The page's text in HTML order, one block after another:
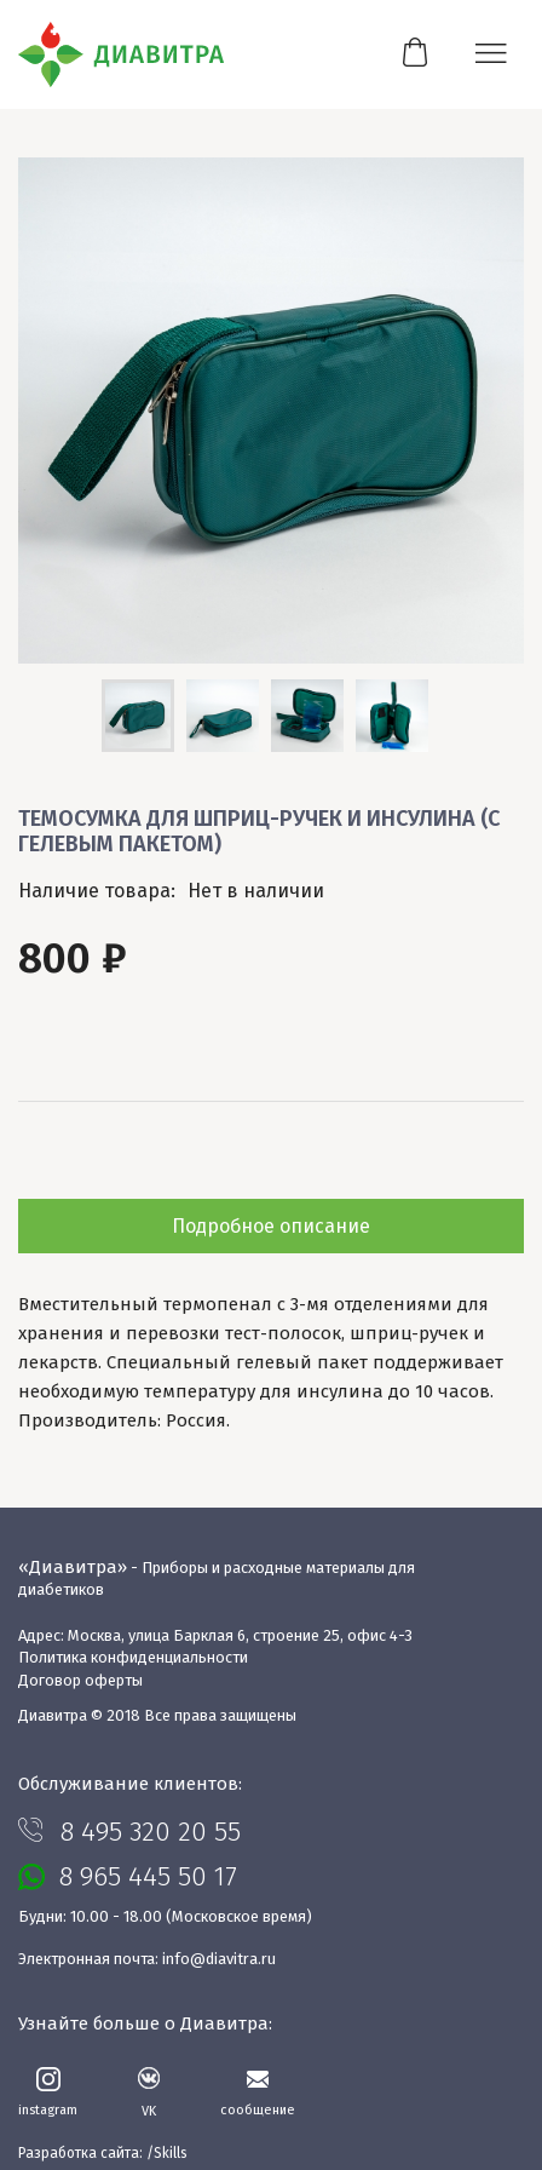
ТЕМОСУМКА ДЛЯ ШПРИЦ-РУЧЕК И ИНСУЛИНА (С
ГЕЛЕВЫМ ПАКЕТОМ)
Наличие товара: Нет в наличии
800 ₽
Подробное описание
Вместительный термопенал с 3-мя отделениями для
хранения и перевозки тест-полосок, шприц-ручек и
лекарств. Специальный гелевый пакет поддерживает
необходимую температуру для инсулина до 10 часов.
Производитель: Россия.
«Диавитра» - Приборы и расходные материалы для
диабетиков
Адрес: Москва, улица Барклая 6, строение 25, офис 4-3
Политика конфиденциальности
Договор оферты
Диавитра © 2018 Все права защищены
Обслуживание клиентов:
8 495 320 20 55
8 965 445 50 17
Будни: 10.00 - 18.00 (Московское время)
Электронная почта: info@diavitra.ru
Узнайте больше о Диавитра:
instagram VK сообщение
Разработка сайта: /Skills